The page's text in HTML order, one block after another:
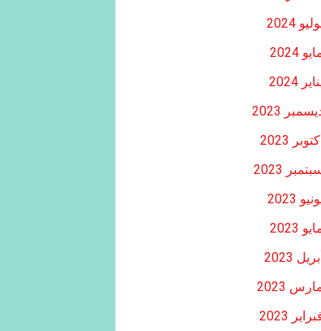
2024
2024
2024
2023
2023
2023
2023
2023
2023
2023
2023